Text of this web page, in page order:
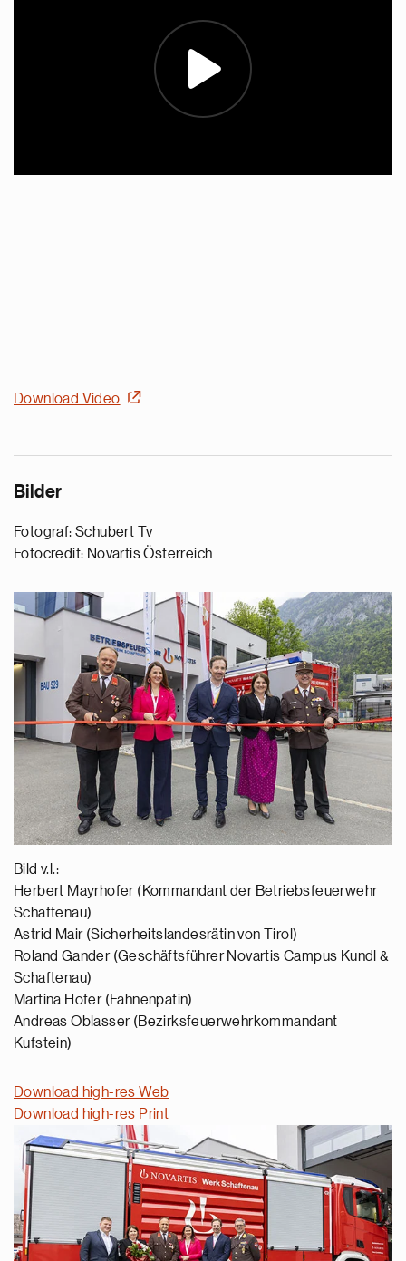
Download Video
Bilder
Fotograf: Schubert Tv
Fotocredit: Novartis Österreich
Bild v.l.:
Herbert Mayrhofer (Kommandant der Betriebsfeuerwehr
Schaftenau)
Astrid Mair (Sicherheitslandesrätin von Tirol)
Roland Gander (Geschäftsführer Novartis Campus Kundl &
Schaftenau)
Martina Hofer (Fahnenpatin)
Andreas Oblasser (Bezirksfeuerwehrkommandant
Kufstein)
Download high-res Web
Download high-res Print